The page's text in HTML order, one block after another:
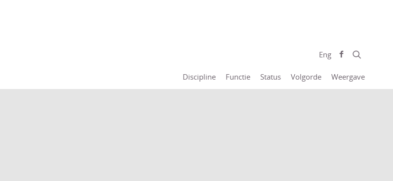
Eng
Discipline Functie Status Volgorde Weergave